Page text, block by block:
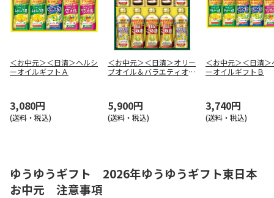
＜お中元＞＜日清＞ヘルシ
ーオイルギフトＡ
3,080円
(送料・税込)
＜お中元＞＜日清＞オリー
ブオイル＆バラエティオイ
5,900円
(送料・税込)
＜お中元＞＜日清＞
ーオイルギフトＢ
3,740円
(送料・税込)
ゆうゆうギフト 2026年ゆうゆうギフト東日本
お中元 注意事項